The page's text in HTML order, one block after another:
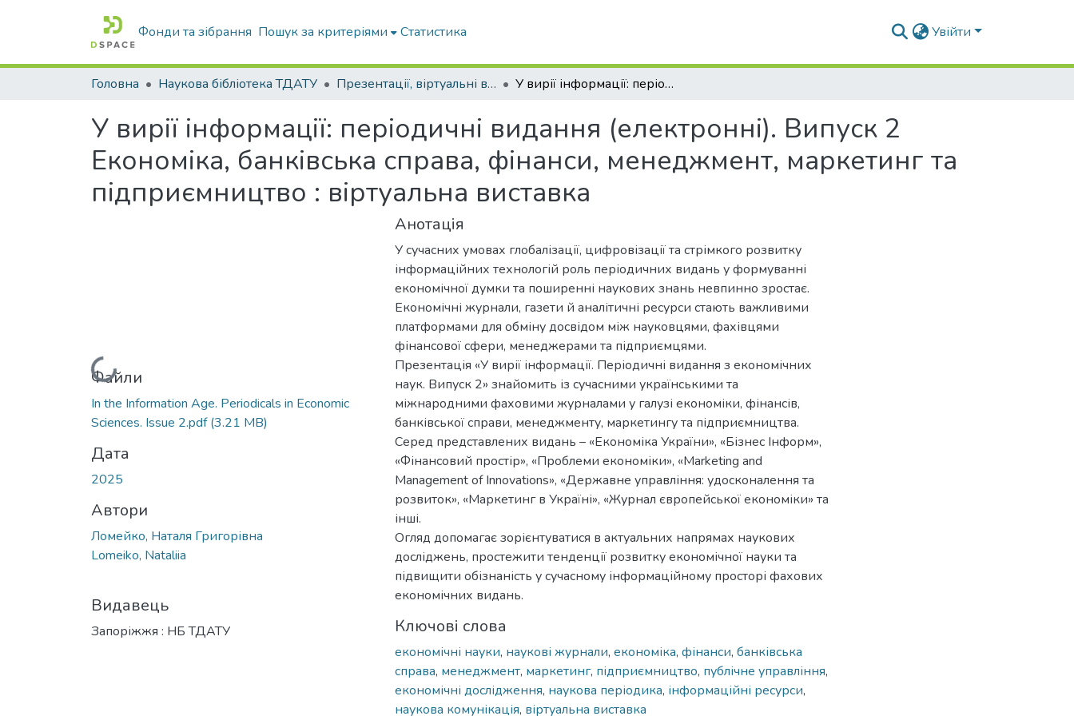
Фонди та зібрання Пошук за критеріями Статистика Увійти
Головна Наукова бібліотека ТДАТУ Презентації, віртуальні виставки наукової бібліотеки У вирії інформації: періодичні видання (електронні). Випуск 2 Економіка, банківська справа, фінанси, менеджмент, маркетинг та підприємництво : віртуальна виставка
У вирії інформації: періодичні видання (електронні). Випуск 2
Економіка, банківська справа, фінанси, менеджмент, маркетинг та
підприємництво : віртуальна виставка
Вантажиться...
Файли
In the Information Age. Periodicals in Economic
Sciences. Issue 2.pdf(3.21 MB)
Дата
2025
Автори
Ломейко, Наталя Григорівна
Lomeiko, Nataliia
Видавець
Запоріжжя : НБ ТДАТУ
Анотація
У сучасних умовах глобалізації, цифровізації та стрімкого розвитку
інформаційних технологій роль періодичних видань у формуванні
економічної думки та поширенні наукових знань невпинно зростає.
Економічні журнали, газети й аналітичні ресурси стають важливими
платформами для обміну досвідом між науковцями, фахівцями
фінансової сфери, менеджерами та підприємцями.
Презентація «У вирії інформації. Періодичні видання з економічних
наук. Випуск 2» знайомить із сучасними українськими та
міжнародними фаховими журналами у галузі економіки, фінансів,
банківської справи, менеджменту, маркетингу та підприємництва.
Серед представлених видань – «Економіка України», «Бізнес Інформ»,
«Фінансовий простір», «Проблеми економіки», «Marketing and
Management of Innovations», «Державне управління: удосконалення та
розвиток», «Маркетинг в Україні», «Журнал європейської економіки» та
інші.
Огляд допомагає зорієнтуватися в актуальних напрямах наукових
досліджень, простежити тенденції розвитку економічної науки та
підвищити обізнаність у сучасному інформаційному просторі фахових
економічних видань.
Ключові слова
економічні науки, наукові журнали, економіка, фінанси, банківська
справа, менеджмент, маркетинг, підприємництво, публічне управління,
економічні дослідження, наукова періодика, інформаційні ресурси,
наукова комунікація, віртуальна виставка